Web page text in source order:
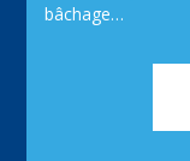
bâchage…